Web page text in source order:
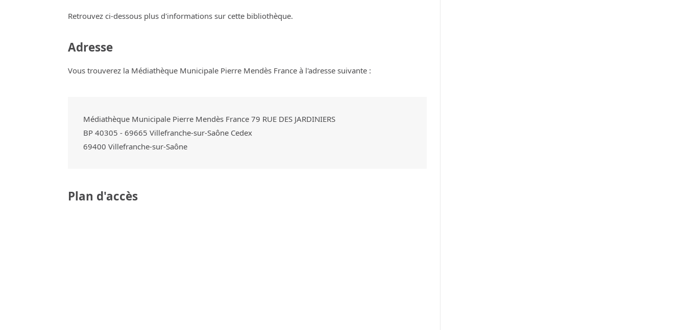
Retrouvez ci-dessous plus d'informations sur cette bibliothèque.
Adresse
Vous trouverez la Médiathèque Municipale Pierre Mendès France à l'adresse suivante :
Médiathèque Municipale Pierre Mendès France 79 RUE DES JARDINIERS
BP 40305 - 69665 Villefranche-sur-Saône Cedex
69400 Villefranche-sur-Saône
Plan d'accès